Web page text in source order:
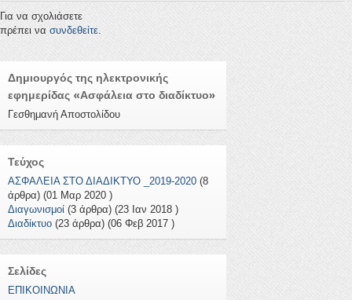
Για να σχολιάσετε
πρέπει να συνδεθείτε
Δημιουργός της ηλεκτρονικής
εφημερίδας «Ασφάλεια στο διαδίκτυο»
Γεσθημανή Αποστολίδου
Τεύχος
ΑΣΦΑΛΕΙΑ ΣΤΟ ΔΙΑΔΙΚΤΥΟ _2019-2020 (8
άρθρα) (01 Μαρ 2020 )
Διαγωνισμοί (3 άρθρα) (23 Ιαν 2018 )
Διαδίκτυο (23 άρθρα) (06 Φεβ 2017 )
Σελίδες
ΕΠΙΚΟΙΝΩΝΙΑ